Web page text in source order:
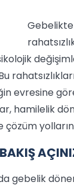
evresine
hamilelik
çözüm
gebelik